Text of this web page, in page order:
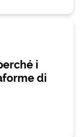
i
di